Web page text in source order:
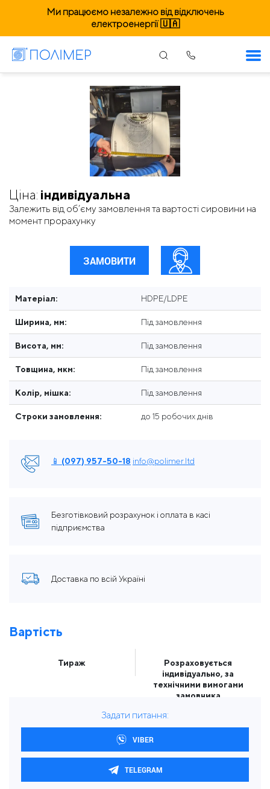
Ми працюємо незалежно від відключень
електроенергії 🇺🇦
Пакети оптом від виробника
Ціна: індивідуальна
Залежить від об’єму замовлення та вартості сировини на
момент прорахунку
ЗАМОВИТИ
Матеріал: HDPE/LDPE
Ширина, мм: Під замовлення
Висота, мм: Під замовлення
Товщина, мкм: Під замовлення
Колір, мішка: Під замовлення
Строки замовлення: до 15 робочих днів
📱 (097) 957-50-18 info@polimer.ltd
Безготівковий розрахунок і оплата в касі
підприємства
Доставка по всій Україні
Вартість
Тираж
Розраховується
індивідуально, за
технічними вимогами
замовника
Задати питання:
VIBER
TELEGRAM